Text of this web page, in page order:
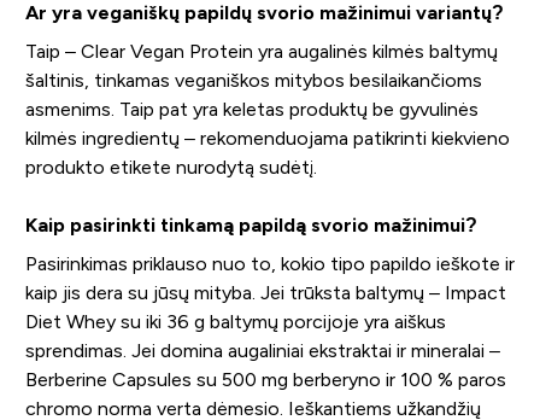
Ar yra veganiškų papildų svorio mažinimui variantų?
Taip – Clear Vegan Protein yra augalinės kilmės baltymų
šaltinis, tinkamas veganiškos mitybos besilaikančioms
asmenims. Taip pat yra keletas produktų be gyvulinės
kilmės ingredientų – rekomenduojama patikrinti kiekvieno
produkto etikete nurodytą sudėtį.
Kaip pasirinkti tinkamą papildą svorio mažinimui?
Pasirinkimas priklauso nuo to, kokio tipo papildo ieškote ir
kaip jis dera su jūsų mityba. Jei trūksta baltymų – Impact
Diet Whey su iki 36 g baltymų porcijoje yra aiškus
sprendimas. Jei domina augaliniai ekstraktai ir mineralai –
Berberine Capsules su 500 mg berberyno ir 100 % paros
chromo norma verta dėmesio. Ieškantiems užkandžių